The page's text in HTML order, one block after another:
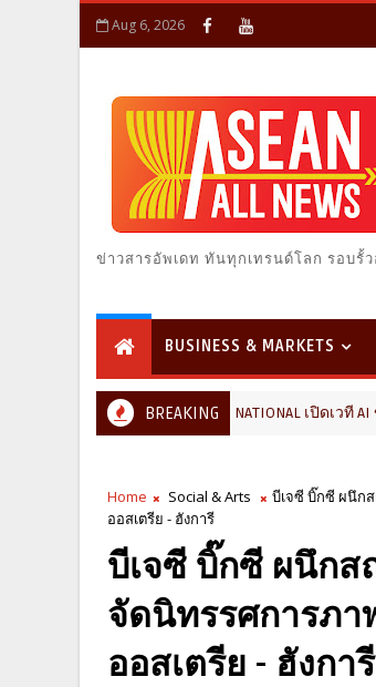
Aug 6, 2026
ข่าวสารอัพเดท ทันทุกเทรนด์โลก รอบรั้
BUSINESS & MARKETS
BREAKING
ะ FutureCHEM INTERNATIONAL เปิดเวที AI ขับเค
Home Social & Arts
บีเจซี บิ๊กซี ผนึก
ออสเตรีย - ฮังการี
บีเจซี บิ๊กซี ผนึกส
จัดนิทรรศการภา
ออสเตรีย - ฮังการี